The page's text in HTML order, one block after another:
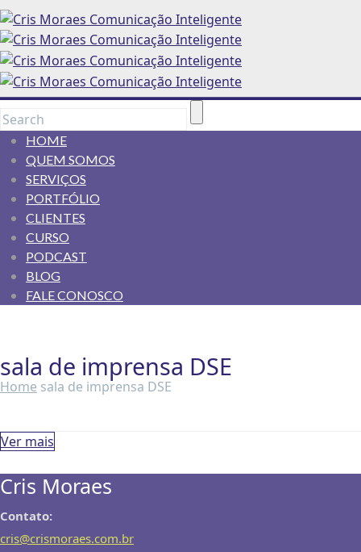
HOME
QUEM SOMOS
SERVIÇOS
PORTFÓLIO
CLIENTES
CURSO
PODCAST
BLOG
FALE CONOSCO
sala de imprensa DSE
Home sala de imprensa DSE
Ver mais
Cris Moraes
Contato:
cris@crismoraes.com.br